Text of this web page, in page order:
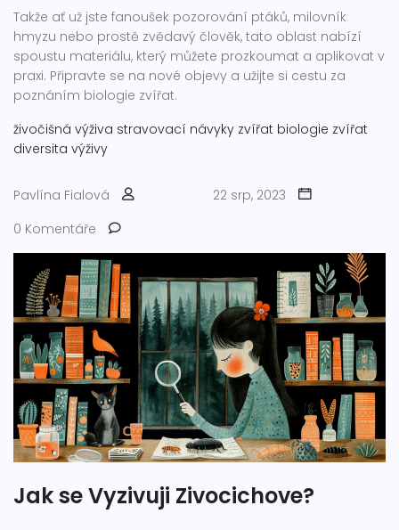
Takže ať už jste fanoušek pozorování ptáků, milovník
hmyzu nebo prostě zvědavý člověk, tato oblast nabízí
spoustu materiálu, který můžete prozkoumat a aplikovat v
praxi. Připravte se na nové objevy a užijte si cestu za
poznáním biologie zvířat.
živočišná výživa stravovací návyky zvířat biologie zvířat
diversita výživy
Pavlína Fialová
22 srp, 2023
0 Komentáře
Jak se Vyzivuji Zivocichove?